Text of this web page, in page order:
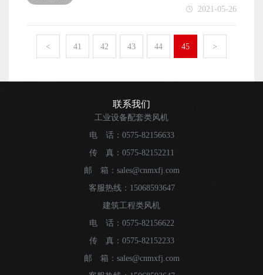
的平稳运行。我公司Lf47、l85a、lf60冷却塔风机分别采用
轴器都起到传递扭矩和缓冲振动的作用。其中，弹性环销
联轴器的弹性环、弹性销联轴器的橡胶接头和膜片联轴器
反复起动的冲击、长期的振动磨损、腐蚀和老化，弹性元
元件老化、磨损，弹性膜片倒伏或损坏，应及时更换。另
外，在安装或维修过程中，为减少联轴器不对中的影响，
两半联轴器的同轴度误差不大于0.1mm。 相关推荐：冷却
塔风机的常见故障及检修 ：冷却塔风机的工作原理及用处
叶片的角度必须每年进行检查和调整。 2）润滑油系
器的1/3时，必须及时添加润滑油。如果油位下降太快，则
蚀的监测和处理。冷却塔风机均在室外大气中工作。水蒸
气沿着风机叶片的轴线从底部到顶部流动。风机冷却塔的
传动轴，轮毂，支架和钢结构主要是碳钢材料，它们长时
间与水蒸气接触并在潮湿的环境中工作。驱动轴腐蚀后，
截面积减小，抗扭强度降低，容易发生扭转断裂的事故。
小，刚度减小，从而加剧了风机的振动。当强度下降到一
定水平时，风机和管道可能会倾斜。另外，轮毂腐蚀后重
心会改变，这将导致叶片振动不平衡。 4）通过检查
间隙，检查并观察叶片与车轮之间的连接是否损坏，铆钉
裂纹和紧绷。 相关推荐：冷却塔风机的工作原理及用处
在运行的时候会在大气中中吸收能量，从而用来降低水温
与工业中的散热装置，以确保系统可以正常的运行。它一
般的形状为桶状，因此我们将其称为冷却塔。冷却塔风
机是水与空气直接触摸进行热交换的一种设备，它主要由
风机、电机、填料、播水体系、塔身、水盘等构成，主要
由在风机作用下的温度对比低的空气与填猜中的水进行热
及用处： 冷却塔风机是水与空气直接触摸进行热交换
的一种设备，它主要由风机、电机、填料、播水体系、塔
身、水盘等构成，主要由在风机作用下的温度对比低的空
气与填猜中的水进行热交换然后到达下降水温的意图。水
的水吨为单位是国际上对比常用的单位。 咱们一般所
说的冷却塔是指开放式冷却塔： A.它是一种在塔内经
过布水体系将热水喷洒成水滴或水膜状，水在填猜中从上
向下活动，空气在填猜中由下向上或水平方向活动，利用
2021-05-26
< 41 42 43 44 45 >
联系我们
工业设备配套类风机
电 话：0575-82156633
传 真：0575-82152211
邮 箱：sales@cnmxfj.com
客服热线：15068593647
建筑工程类风机
电 话：0575-82156622
传 真：0575-82152233
邮 箱：sales@cnmxfj.com